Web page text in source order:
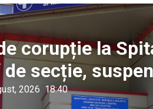
corupție la
de secție,
2026 18:40